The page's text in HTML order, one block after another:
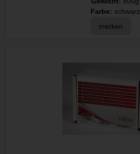
Farbe: schwarz
merken